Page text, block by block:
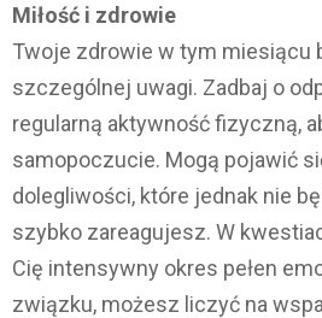
Miłość i zdrowie
Twoje zdrowie w tym miesiącu
szczególnej uwagi. Zadbaj o
regularną aktywność fizyczną,
samopoczucie. Mogą pojawić
dolegliwości, które jednak nie
szybko zareagujesz. W
Cię intensywny okres pełen
związku, możesz liczyć na